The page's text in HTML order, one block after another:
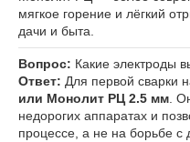
мягкое горение и лёгкий
дачи и быта.
Вопрос: Какие электроды
Ответ: Для первой сварки
или Монолит РЦ 2.5 мм .
недорогих аппаратах и
процессе, а не на борьбе с